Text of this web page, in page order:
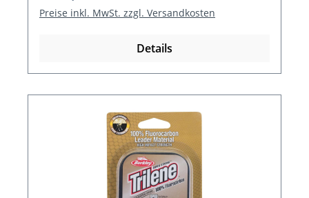
Preise inkl. MwSt. zzgl. Versandkosten
Details